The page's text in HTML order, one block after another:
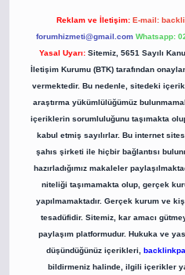
Reklam ve İletişim: E-mail:
forumhizmeti@gmail.com Whatsapp:
Yasal Uyarı: Sitemiz, 5651 Sayılı
İletişim Kurumu (BTK) tarafından
vermektedir. Bu nedenle, sitedeki
araştırma yükümlülüğümüz
içeriklerin sorumluluğunu taşımakta
kabul etmiş sayılırlar. Bu internet
şahıs şirketi ile hiçbir bağlantısı
hazırladığımız makaleler
niteliği taşımamakta olup, gerçek
yapılmamaktadır. Gerçek kurum ve
tesadüfidir. Sitemiz, kar amacı
paylaşım platformudur. Hukuka ve
düşündüğünüz içerikleri,
bildirmeniz halinde, ilgili içerikler